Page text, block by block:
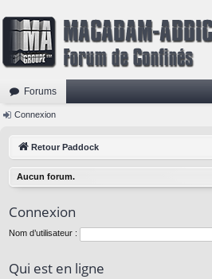
Forums
Connexion
Retour Paddock
Aucun forum.
Connexion
Nom d’utilisateur :
Qui est en ligne